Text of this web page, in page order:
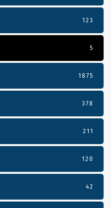
123
5
1875
378
211
120
42